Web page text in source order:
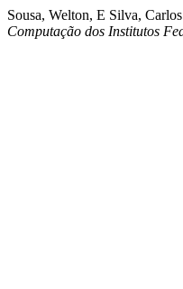
Sousa, Welton, E Silva,
Computação dos Institutos